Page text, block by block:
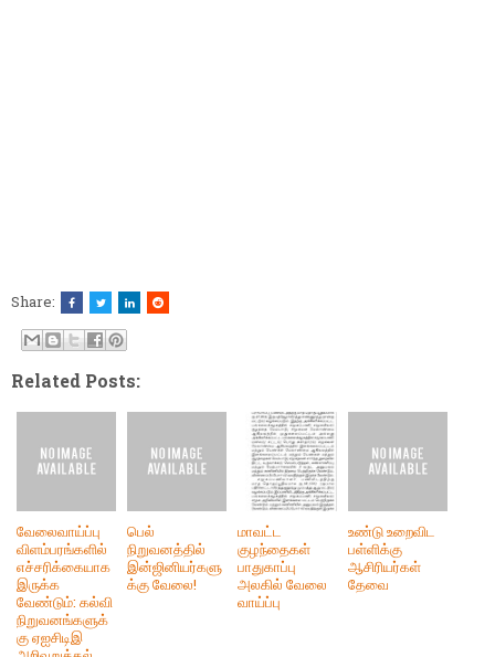
Share:
Related Posts:
வேலைவாய்ப்பு
விளம்பரங்களில்
எச்சரிக்கையாக
இருக்க
வேண்டும்: கல்வி
நிறுவனங்களுக்
கு ஏஐசிடிஇ
பெல்
நிறுவனத்தில்
இன்ஜினியர்களு
க்கு வேலை!
மாவட்ட
குழந்தைகள்
பாதுகாப்பு
அலகில் வேலை
வாய்ப்பு
உண்டு உறைவிட
பள்ளிக்கு
ஆசிரியர்கள்
தேவை